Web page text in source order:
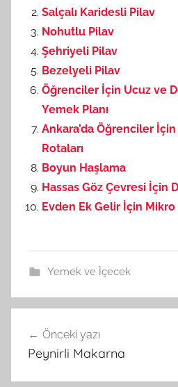
Salçalı Karidesli Pilav
Nohutlu Pilav
Şehriyeli Pilav
Bezelyeli Pilav
Öğrenciler İçin Ucuz ve
Yemek Planı
Ankara’da Öğrenciler
Rotaları
Boyun Haşlama
Hassas Göz Çevresi İçin
Evden Ek Gelir İçin
Yemek ve İçecek
Yazı
gezinmesi
Önceki yazı
Peynirli Makarna